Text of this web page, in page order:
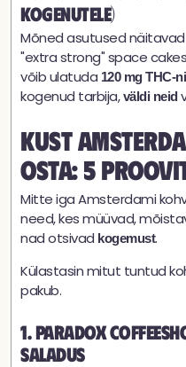
kogenutele)
Mõned asutused
"extra strong" space
võib ulatuda 120 mg THC-
kogenud tarbija,väldi neid
Kust
osta: 5
Mitte iga Amsterdami
need, kes müüvad,
nad otsivad kogemust.
Külastasin mitut tuntud
pakub.
1. Paradox
saladus